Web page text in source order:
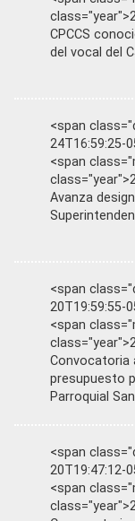
CPCCS
del vocal del
<span
24T16:59:25-
<span
Avanza
<span
20T19:59:55-
<span
Convocatoria
presupuesto
Parroquial
<span
20T19:47:12-
<span